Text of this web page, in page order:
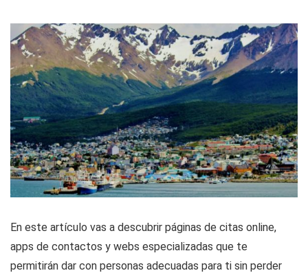
En este artículo vas a descubrir páginas de citas online,
apps de contactos y webs especializadas que te
permitirán dar con personas adecuadas para ti sin perder